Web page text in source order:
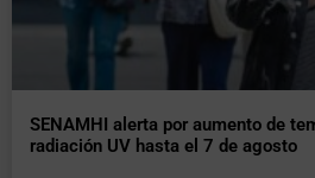
SENAMHI alerta por aumento de
radiación UV hasta el 7 de agosto